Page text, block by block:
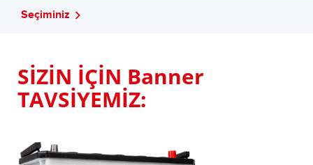
Seçiminiz
SİZİN İÇİN Banner
TAVSİYEMİZ: